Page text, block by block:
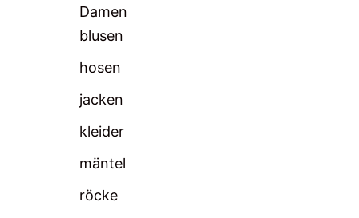
Damen
blusen
hosen
jacken
kleider
mäntel
röcke